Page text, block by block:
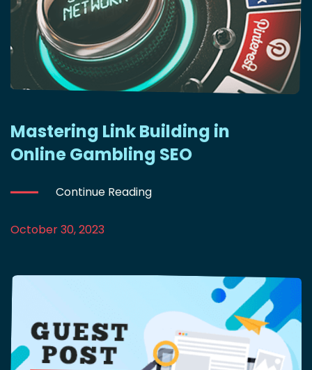
Mastering Link Building in
Online Gambling SEO
Continue Reading
October 30, 2023